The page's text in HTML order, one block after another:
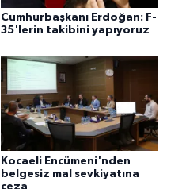
Cumhurbaşkanı Erdoğan: F-
35'lerin takibini yapıyoruz
Kocaeli Encümeni'nden
belgesiz mal sevkiyatına
ceza